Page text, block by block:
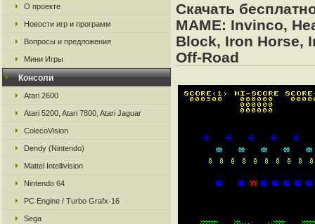
О проекте
Новости игр и программ
Вопросы и предложения
Мини Игры
Консоли
Atari 2600
Atari 5200, Atari 7800, Atari Jaguar
ColecoVision
Dendy (Nintendo)
Mattel Intellivision
Nintendo 64
PC Engine / Turbo Grafx-16
Sega
Скачать
MAME: Invinco,
Block, Iron Horse,
Off-Road